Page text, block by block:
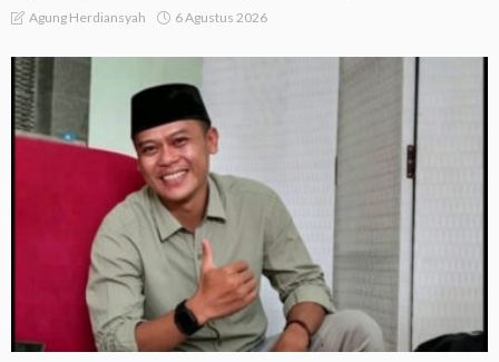
Agung Herdiansyah 6 Agustus 2026